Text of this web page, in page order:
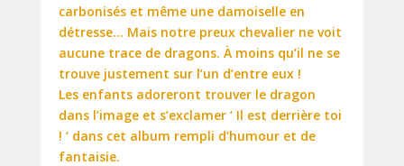
carbonisés et même une damoiselle en
détresse… Mais notre preux chevalier ne voit
aucune trace de dragons. À moins qu’il ne se
trouve justement sur l’un d’entre eux !
Les enfants adoreront trouver le dragon
dans l’image et s’exclamer ‘ Il est derrière toi
! ‘ dans cet album rempli d’humour et de
fantaisie.